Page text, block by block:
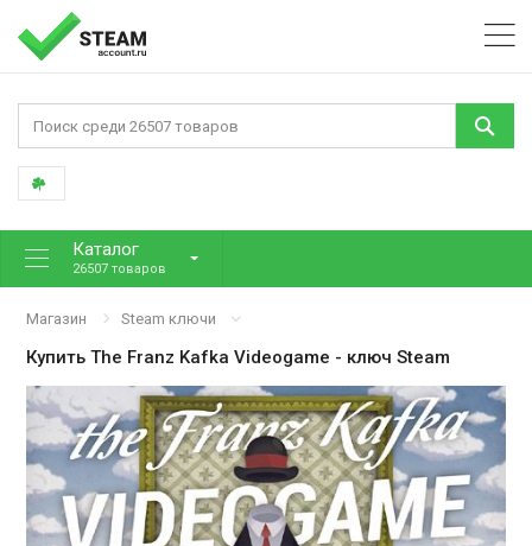
Каталог
26507 товаров
Магазин Steam ключи
КупитьThe Franz Kafka Videogame - ключ Steam